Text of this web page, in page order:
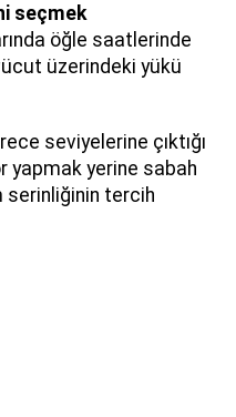
seçmek
öğle saatlerinde
üzerindeki yükü
seviyelerine çıktığı
yapmak yerine sabah
serinliğinin tercih